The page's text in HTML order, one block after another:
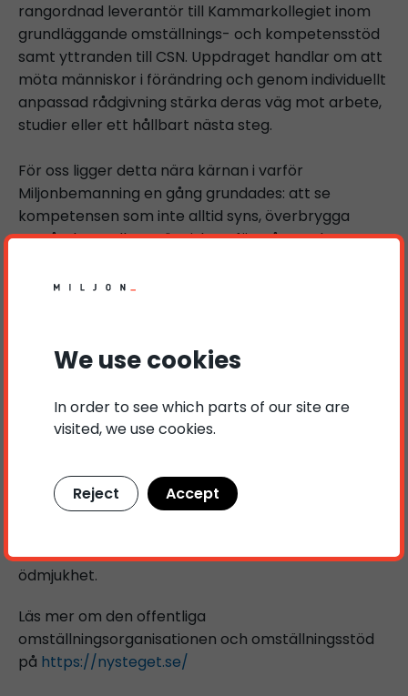
rangordnad leverantör till Kammarkollegiet inom
grundläggande omställnings- och kompetensstöd
samt yttranden till CSN. Uppdraget handlar om att
möta människor i förändring och genom individuellt
anpassad rådgivning stärka deras väg mot arbete,
studier eller ett hållbart nästa steg.
För oss ligger detta nära kärnan i varför
Miljonbemanning en gång grundades: att se
kompetensen som inte alltid syns, överbrygga
avståndet mellan människors förmåga och
närvaro, kvalitet och respekt.
Vi känner en djup och ödmjuk stolthet över
förtroendet. Samtidigt vet vi att ett uppdrag av
utan snarare om vårt ansvar: att med
arbetsmarknadskunskap, dokumenterade metoder
att finna sin väg framåt.
ett uppdrag vi tar oss an med både glädje och
ödmjukhet.
Läs mer om den offentliga
omställningsorganisationen och omställningsstöd
på https://nysteget.se/
We use cookies
In order to see which parts of our site are
visited, we use cookies.
Reject Accept